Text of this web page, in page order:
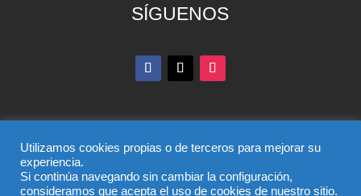
SÍGUENOS
© Partido Popular de Toledo – C/ Colombia, 6, 45004,
Utilizamos cookies propias o de terceros para mejorar su
experiencia.
Si continúa navegando sin cambiar la configuración,
consideramos que acepta el uso de cookies de nuestro sitio.